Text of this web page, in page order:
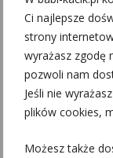
Ci najlepsze
strony
wyrażasz zgodę
pozwoli nam
Jeśli nie
plików cookies,
Możesz także